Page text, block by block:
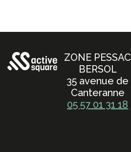
ZONE PESSAC
BERSOL
35 avenue de
Canteranne
05 57 01 31 18